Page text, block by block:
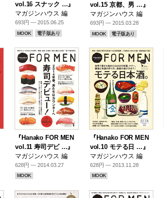
vol.16 スナック …』
マガジンハウス 編
693円 — 2015.06.25
MOOK 電子版あり
vol.15 京都、男 …』
マガジンハウス 編
693円 — 2015.03.28
MOOK 電子版あり
『Hanako FOR MEN
vol.11 寿司デビ …』
マガジンハウス 編
628円 — 2014.03.27
MOOK
『Hanako FOR MEN
vol.10 モテる日 …』
マガジンハウス 編
628円 — 2013.11.28
MOOK